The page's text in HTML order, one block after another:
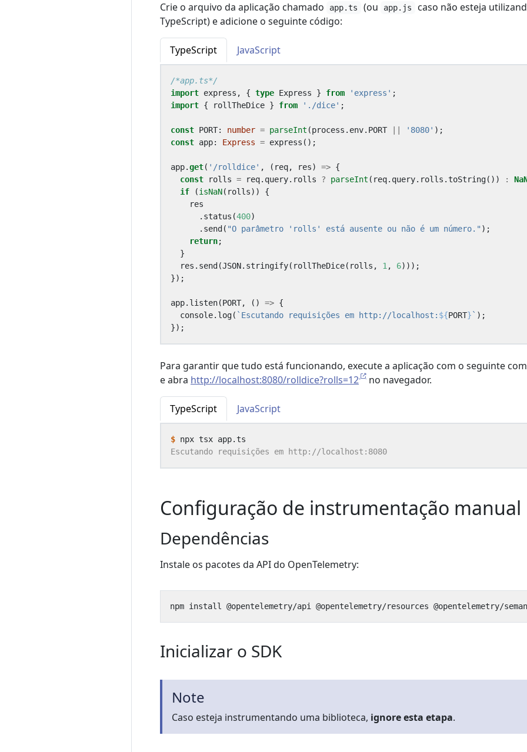
Crie o arquivo da aplicação chamado app.ts (ou app.js
caso não esteja
TypeScript) e adicione o seguinte código:
TypeScript JavaScript
/*app.ts*/
import express , { type Express } from 'express' ;
import { rollTheDice } from './dice' ;
const PORT: number = parseInt (process . env. PORT '8080' );
const app: Express = express ();
app.get( '/rolldice' , ( req, res) => {
const
rolls = req. query. rolls ? parseInt ( req. query. rolls .toString()) :
if
(isNaN( rolls))
{
res
. status (400)
. send ( "O parâmetro 'rolls' está ausente ou não é um número." );
return;
}
res . send (JSON. stringify( rollTheDice( rolls , 1 , 6)));
});
app. listen(PORT, () => {
console. log( `Escutando requisições em http://localhost: ${PORT} ` );
});
Para garantir que tudo está funcionando, execute a aplicação com o seguinte
e abra http://localhost:8080/rolldice?rolls=12 no navegador.
TypeScript JavaScript
$
Configuração de instrumentação manual
Dependências
Instale os pacotes da API do OpenTelemetry:
Inicializar o SDK
Note
Caso esteja instrumentando uma biblioteca, ignore esta etapa.